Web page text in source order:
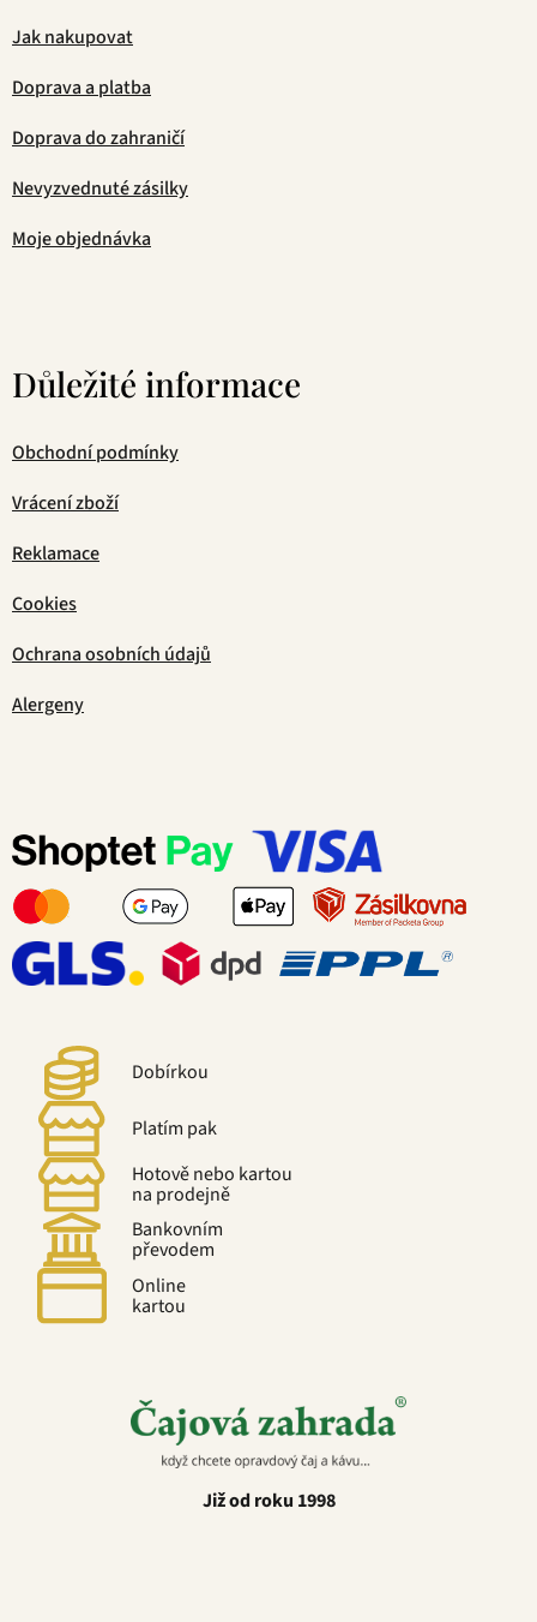
Jak nakupovat
Doprava a platba
Doprava do zahraničí
Nevyzvednuté zásilky
Moje objednávka
Důležité informace
Obchodní podmínky
Vrácení zboží
Reklamace
Cookies
Ochrana osobních údajů
Alergeny
Dobírkou
Platím pak
Hotově nebo kartou
na prodejně
Bankovním
převodem
Online
kartou
Již od roku 1998